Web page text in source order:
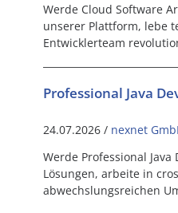
Werde Cloud Software
unserer Plattform, lebe
Entwicklerteam
Professional Java
24.07.2026 / nexnet
Werde Professional
Lösungen, arbeite in
abwechslungsreichen